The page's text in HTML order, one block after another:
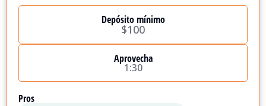
Depósito mínimo
$100
Aprovecha
1:30
Pros